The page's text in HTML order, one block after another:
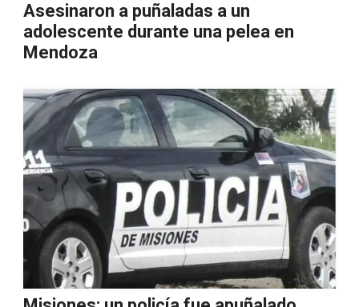
Asesinaron a puñaladas a un
adolescente durante una pelea en
Mendoza